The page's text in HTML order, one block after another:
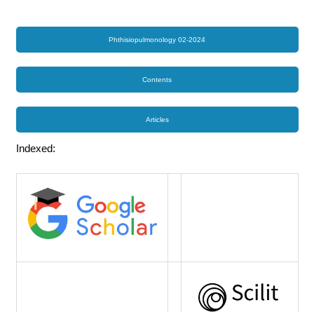
Phthisiopulmonology 02-2024
Contents
Articles
Indexed: